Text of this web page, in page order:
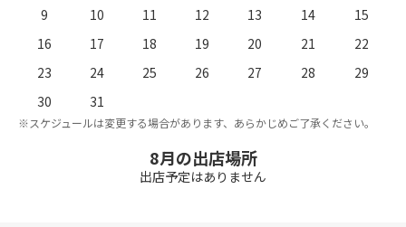
9
10 11 12 13 14
15
16
17 18 19 20 21
22
23
24 25 26 27 28
29
30
31
※スケジュールは変更する場合があります、あらかじめご了承ください。
8月の出店場所
出店予定はありません